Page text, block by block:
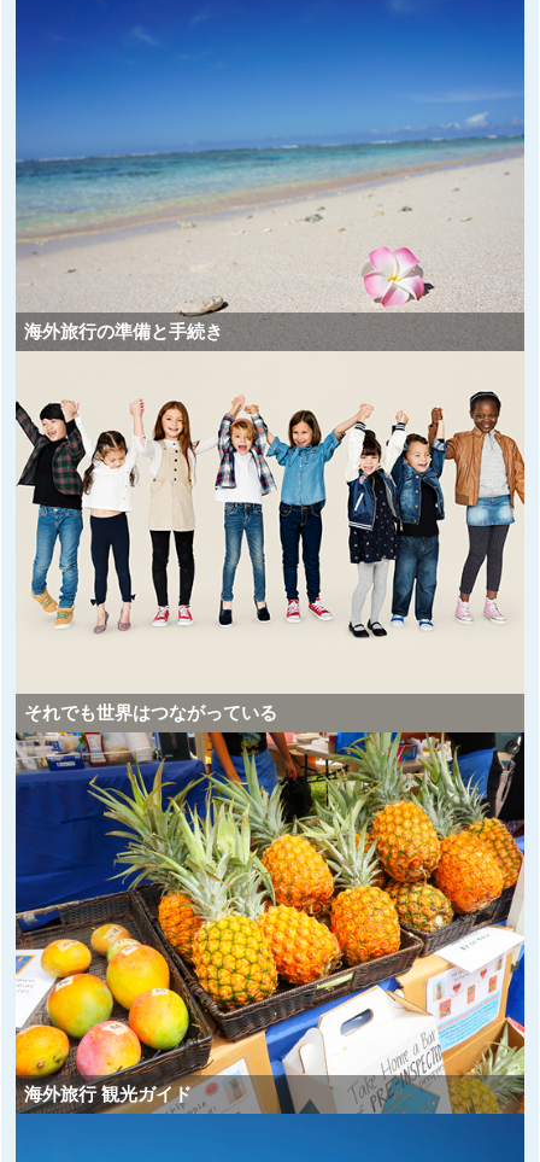
海外旅行の準備と手続き
それでも世界はつながっている
海外旅行 観光ガイド